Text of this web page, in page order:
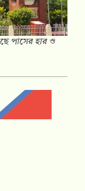
পাসের হার ও